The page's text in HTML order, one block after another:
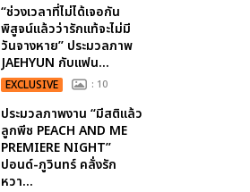
“ช่วงเวลาที่ไม่ได้เจอกัน
พิสูจน์แล้วว่ารักแท้จะไม่มี
วันจางหาย” ประมวลภาพ
JAEHYUN กับแฟน...
EXCLUSIVE : 10
ประมวลภาพงาน “มีสติแล้ว
ลูกพีช PEACH AND ME
PREMIERE NIGHT”
ปอนด์-ภูวินทร์ คลั่งรัก
หวา...